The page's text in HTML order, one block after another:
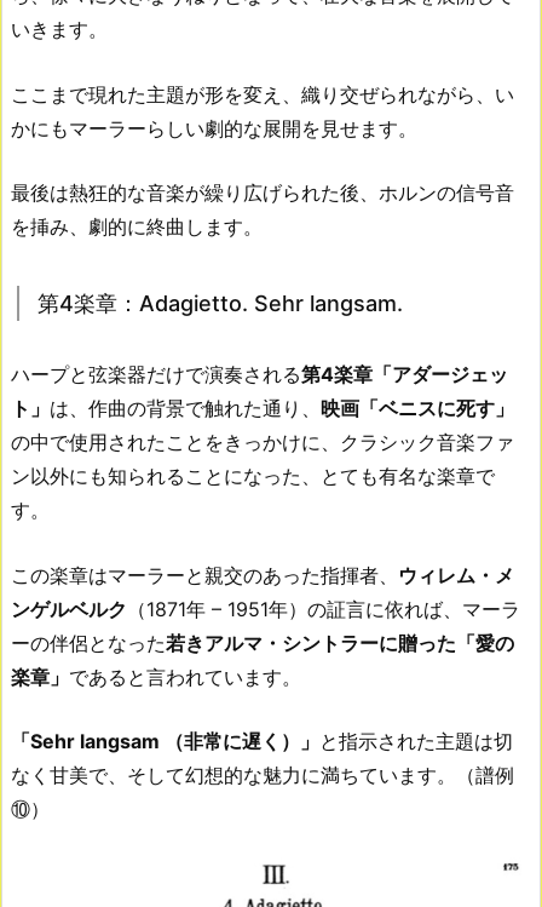
いきます。
ここまで現れた主題が形を変え、織り交ぜられながら、い
かにもマーラーらしい劇的な展開を見せます。
最後は熱狂的な音楽が繰り広げられた後、ホルンの信号音
を挿み、劇的に終曲します。
第4楽章：Adagietto. Sehr langsam.
ハープと弦楽器だけで演奏される第4楽章「アダージェッ
ト」 は、作曲の背景で触れた通り、 映画「ベニスに死す」
の中で使用されたことをきっかけに、クラシック音楽ファ
ン以外にも知られることになった、とても有名な楽章で
す。
この楽章はマーラーと親交のあった指揮者、 ウィレム・メ
ンゲルベルク （1871年 – 1951年）の証言に依れば、マーラ
ーの伴侶となった若きアルマ・シントラーに贈った「愛の
楽章」 であると言われています。
「Sehr langsam （非常に遅く）」 と指示された主題は切
なく甘美で、そして幻想的な魅力に満ちています。（譜例
⑩）